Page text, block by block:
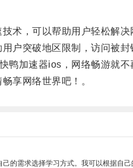
，可以帮助用户轻松解决
突破地区限制，访问被封
加速器ios，网络畅游就不
享网络世界吧！。
的需求选择学习方式。我可以根据自己